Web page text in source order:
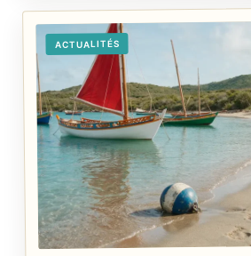
ACTUALITÉS